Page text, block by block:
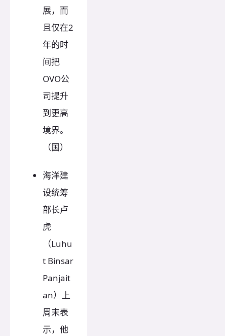
展，而
且仅在2
年的时
间把
OVO公
司提升
到更高
境界。
（国）
海洋建
设统筹
部长卢
虎
（Luhu
t Binsar
Panjait
an）上
周末表
示，他